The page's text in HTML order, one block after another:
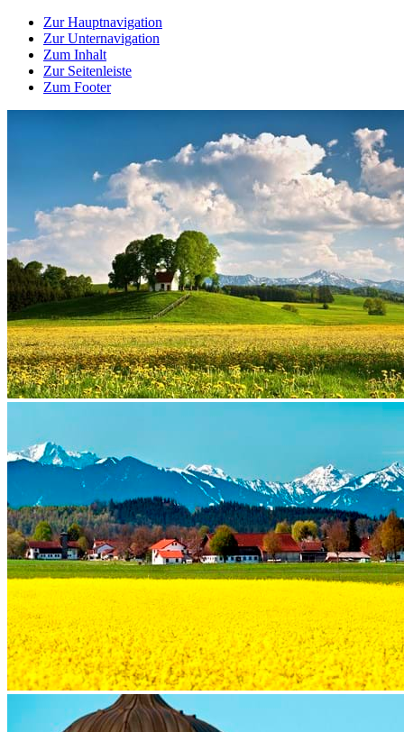
Zur Hauptnavigation
Zur Unternavigation
Zum Inhalt
Zur Seitenleiste
Zum Footer